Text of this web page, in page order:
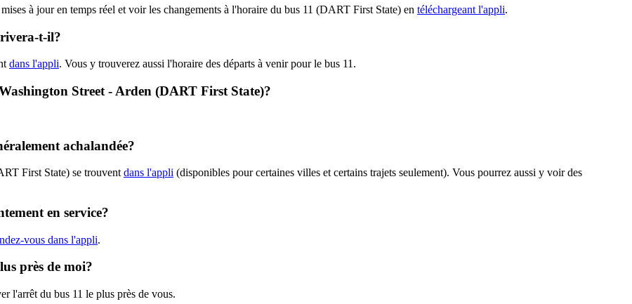
à jour en temps réel et voir les changements à l'horaire du bus 11 (DART First State) en téléchargeant l'appli.
t-il?
dans l'appli. Vous y trouverez aussi l'horaire des départs à venir pour le bus 11.
Street - Arden (DART First State)?
achalandée?
First State) se trouvent dans l'appli (disponibles pour certaines villes et certains trajets seulement). Vous pourrez aussi y voir des
en service?
vous dans l'appli.
près de moi?
l'arrêt du bus 11 le plus près de vous.